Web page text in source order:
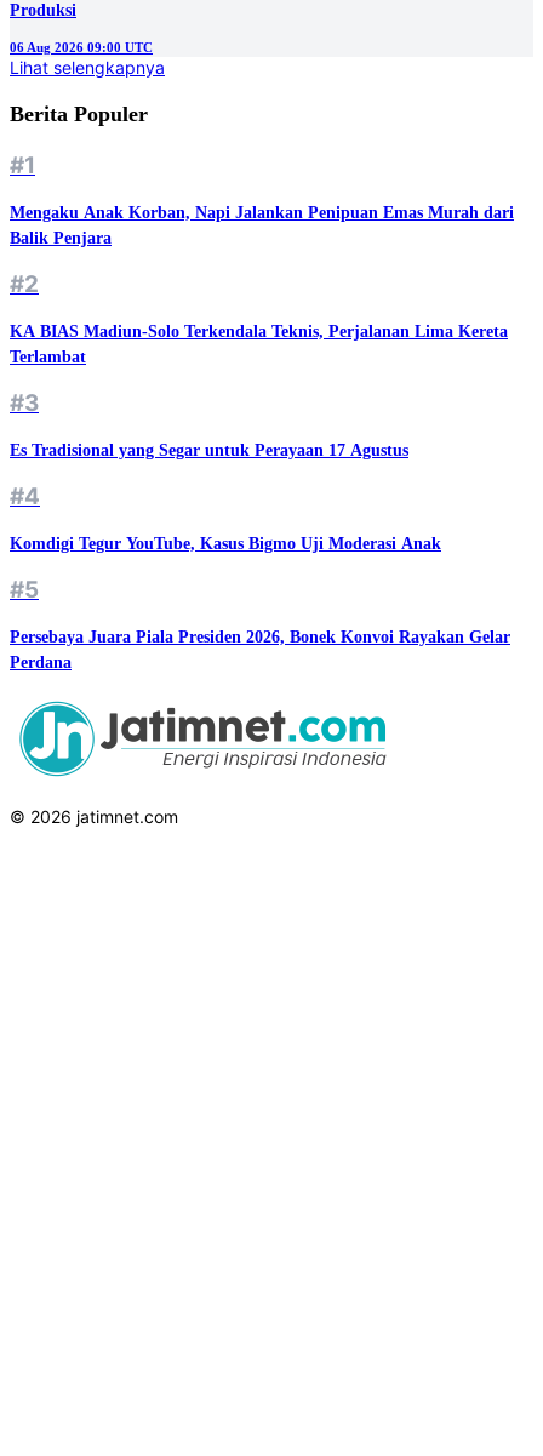
Produksi
06 Aug 2026 09:00 UTC
Lihat selengkapnya
Berita Populer
#1
Mengaku Anak Korban, Napi Jalankan Penipuan Emas Murah dari
Balik Penjara
#2
KA BIAS Madiun-Solo Terkendala Teknis, Perjalanan Lima Kereta
Terlambat
#3
Es Tradisional yang Segar untuk Perayaan 17 Agustus
#4
Komdigi Tegur YouTube, Kasus Bigmo Uji Moderasi Anak
#5
Persebaya Juara Piala Presiden 2026, Bonek Konvoi Rayakan Gelar
Perdana
© 2026 jatimnet.com